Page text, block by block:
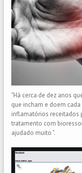
"Há cerca de dez anos
que incham e doem
inflamatórios receitados
tratamento com
ajudado muito ".